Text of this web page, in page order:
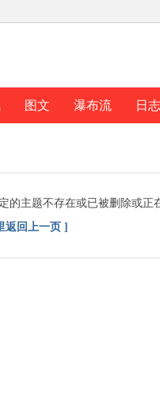
图文 瀑布流 日志
的主题不存在或已被删除或正
返回上一页 ]